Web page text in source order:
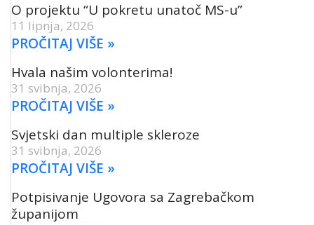
O projektu “U pokretu unatoč MS-u”
11 lipnja, 2026
PROČITAJ VIŠE »
Hvala našim volonterima!
31 svibnja, 2026
PROČITAJ VIŠE »
Svjetski dan multiple skleroze
31 svibnja, 2026
PROČITAJ VIŠE »
Potpisivanje Ugovora sa Zagrebačkom
županijom